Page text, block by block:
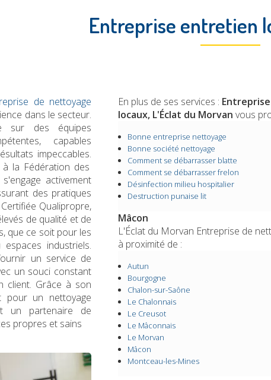
Entreprise entretien
de nettoyage
dans le secteur.
sur des équipes
capables
impeccables.
la Fédération des
activement
des pratiques
Qualipropre,
de qualité et de
que ce soit pour les
industriels.
un service de
un souci constant
client. Grâce à son
pour un nettoyage
un partenaire de
propres et sains
En plus de ses services :
locaux, L'Éclat du Morvan vous
Bonne entreprise nettoyage
Bonne société nettoyage
Comment se débarrasser blatte
Comment se débarrasser frelon
Désinfection milieu hospitalier
Destruction punaise lit
Mâcon
L'Éclat du Morvan Entreprise de
à proximité de :
Autun
Bourgogne
Chalon-sur-Saône
Le Chalonnais
Le Creusot
Le Mâconnais
Le Morvan
Mâcon
Montceau-les-Mines